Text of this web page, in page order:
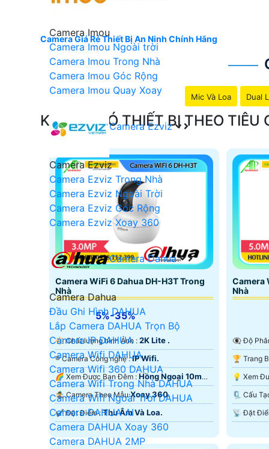
Camera Imou
Camera Imou Ngoài trời
Camera Imou Trong Nhà
Camera Imou Góc Rộng
Camera Imou Quay Xoay
Camera Ezviz
Camera Ezviz
Camera Ezviz Trong Nhà
Camera Ezviz Ngoài Trời
Camera Ezviz Góc Rộng
Camera Ezviz Xoay 360
Camera Dahua
Camera Dahua
Đầu Ghi Hình DAHUA
Lắp Camera DAHUA Trọn Bộ
Camera IP DAHUA
Camera Wifi DAHUA
Camera Wifi 360 DAHUA
Camera Wifi Trong Nhà DAHUA
Camera Wifi Ngoài Trời DAHUA
Camera DAHUA AI
Camera DAHUA Xoay 360
Camera DAHUA 2MP
Camera Giá Rẻ Thiết Bị An Ninh Chính Hãng
Mic Và Loa Dual
KHÔNG CÓ THIẾT BỊ THEO
Camera WiFi 6 Dahua DH-H3T Trong
Nhà
5%-35%
🔆 Chất lượng hình Ảnh : 2K Lite .
®️ Camera Công nghệ :IP Wifi.
🌈 Xem Được Ban Đêm : Hồng Ngoại 10m
Hồng Ngoại Smart IR.
🤹 Camera Theo MẫuXoay 360.
️✔️ Đặt Điểm :Thu Âm Và Loa.
Camera
Nhà
👁️‍🗨 Độ
Hồng
🗜️ Cấu